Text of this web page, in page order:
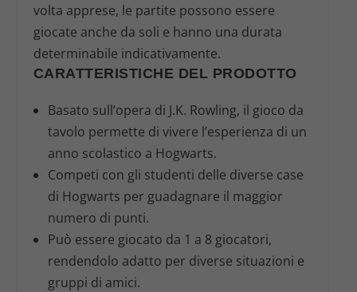
volta apprese, le partite possono essere
giocate anche da soli e hanno una durata
determinabile indicativamente.
CARATTERISTICHE DEL PRODOTTO
Basato sull’opera di J.K. Rowling, il gioco da
tavolo permette di vivere l’esperienza di un
anno scolastico a Hogwarts.
Competi con gli studenti delle diverse case
di Hogwarts per guadagnare il maggior
numero di punti.
Può essere giocato da 1 a 8 giocatori,
rendendolo adatto per diverse situazioni e
gruppi di amici.